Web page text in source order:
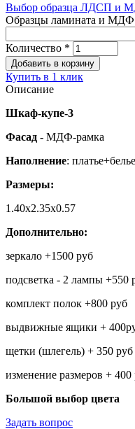
Выбор образца ЛДСП и
Образцы ламината и МДФ
Количество *
Купить в 1 клик
Описание
Шкаф-купе-3
Фасад - МДФ-рамка
Наполнение: платье+белье
Размеры:
1.40х2.35х0.57
Дополнительно:
зеркало +1500 руб
подсветка - 2 лампы +550
комплект полок +800 руб
выдвижные ящики +
щетки (шлегель) + 350 руб
изменение размеров +
Большой выбор цвета
Задать вопрос